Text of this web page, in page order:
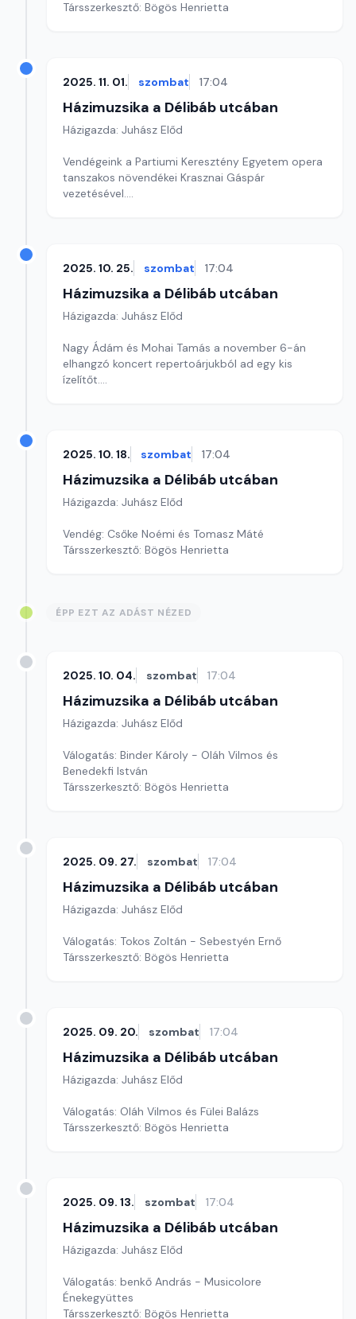
Társszerkesztő: Bögös Henrietta
2025. 11. 01. szombat 17:04
Házimuzsika a Délibáb utcában
Házigazda: Juhász Előd
Vendégeink a Partiumi Keresztény Egyetem opera
tanszakos növendékei Krasznai Gáspár
vezetésével.
2025. 10. 25. szombat 17:04
Házimuzsika a Délibáb utcában
Házigazda: Juhász Előd
Nagy Ádám és Mohai Tamás a november 6-án
elhangzó koncert repertoárjukból ad egy kis
ízelítőt.
2025. 10. 18. szombat 17:04
Házimuzsika a Délibáb utcában
Házigazda: Juhász Előd
Vendég: Csőke Noémi és Tomasz Máté
Társszerkesztő: Bögös Henrietta
ÉPP EZT AZ ADÁST NÉZED
2025. 10. 04. szombat 17:04
Házimuzsika a Délibáb utcában
Házigazda: Juhász Előd
Válogatás: Binder Károly - Oláh Vilmos és
Benedekfi István
Társszerkesztő: Bögös Henrietta
2025. 09. 27. szombat 17:04
Házimuzsika a Délibáb utcában
Házigazda: Juhász Előd
Válogatás: Tokos Zoltán - Sebestyén Ernő
Társszerkesztő: Bögös Henrietta
2025. 09. 20. szombat 17:04
Házimuzsika a Délibáb utcában
Házigazda: Juhász Előd
Válogatás: Oláh Vilmos és Fülei Balázs
Társszerkesztő: Bögös Henrietta
2025. 09. 13. szombat 17:04
Házimuzsika a Délibáb utcában
Házigazda: Juhász Előd
Válogatás: benkő András - Musicolore
Énekegyüttes
Társszerkesztő: Bögös Henrietta